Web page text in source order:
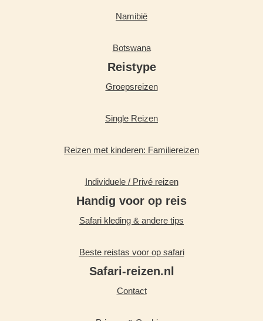
Namibië
Botswana
Reistype
Groepsreizen
Single Reizen
Reizen met kinderen: Familiereizen
Individuele / Privé reizen
Handig voor op reis
Safari kleding & andere tips
Beste reistas voor op safari
Safari-reizen.nl
Contact